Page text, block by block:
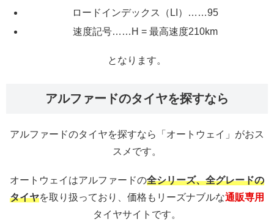
ロードインデックス（LI）……95
速度記号……H = 最高速度210km
となります。
アルファードのタイヤを探すなら
アルファードのタイヤを探すなら「オートウェイ」がおス
スメです。
オートウェイはアルファードの全シリーズ、全グレードの
タイヤを取り扱っており、価格もリーズナブルな通販専用
タイヤサイトです。